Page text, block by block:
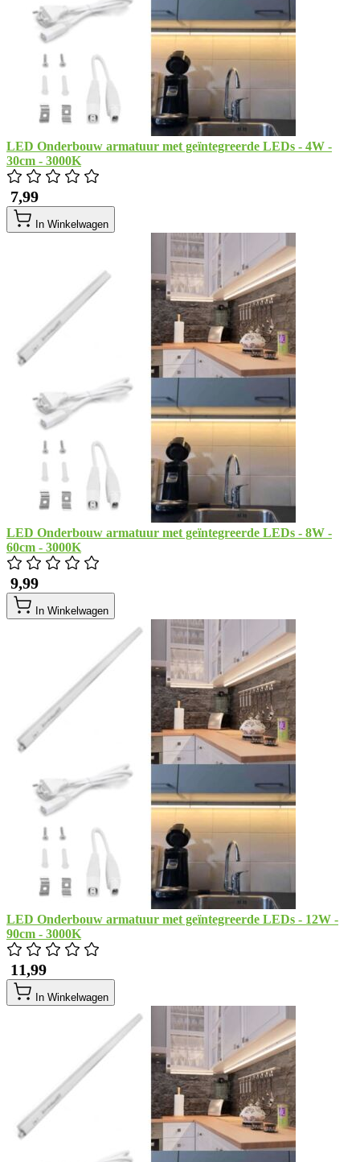
LED Onderbouw armatuur met geïntegreerde LEDs - 4W -
30cm - 3000K
​ 7,99
In Winkelwagen
LED Onderbouw armatuur met geïntegreerde LEDs - 8W -
60cm - 3000K
​ 9,99
In Winkelwagen
LED Onderbouw armatuur met geïntegreerde LEDs - 12W -
90cm - 3000K
​ 11,99
In Winkelwagen